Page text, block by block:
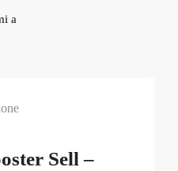
a
Sell –